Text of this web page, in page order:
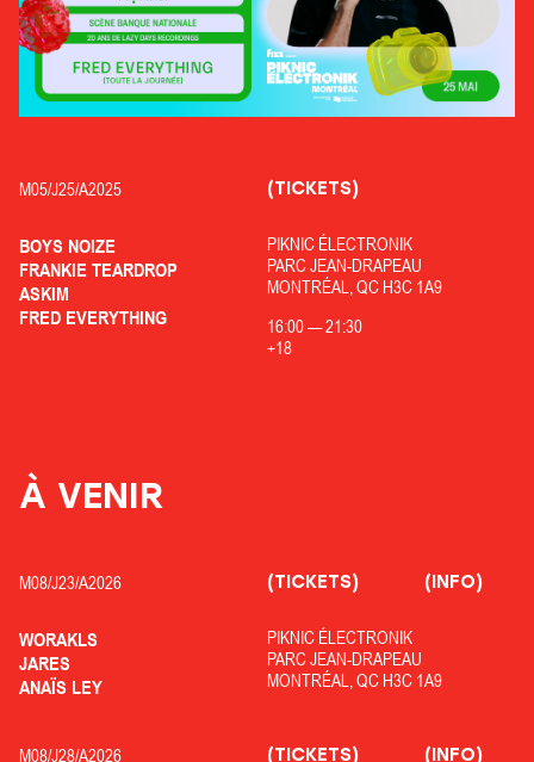
M05/J25/A2025
BOYS NOIZE
FRANKIE TEARDROP
ASKIM
FRED EVERYTHING
PIKNIC ÉLECTRONIK
PARC JEAN-DRAPEAU
MONTRÉAL, QC H3C 1A9
16:00—21:30
+18
(TICKETS)
À VENIR
M08/J23/A2026
WORAKLS
JARES
ANAÏS LEY
PIKNIC ÉLECTRONIK
PARC JEAN-DRAPEAU
MONTRÉAL, QC H3C 1A9
(TICKETS) (INFO)
M08/J28/A2026 (TICKETS) (INFO)